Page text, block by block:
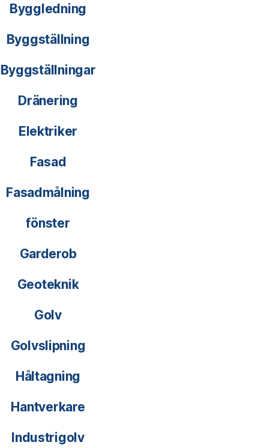
Byggledning
Byggställning
Byggställningar
Dränering
Elektriker
Fasad
Fasadmålning
fönster
Garderob
Geoteknik
Golv
Golvslipning
Håltagning
Hantverkare
Industrigolv